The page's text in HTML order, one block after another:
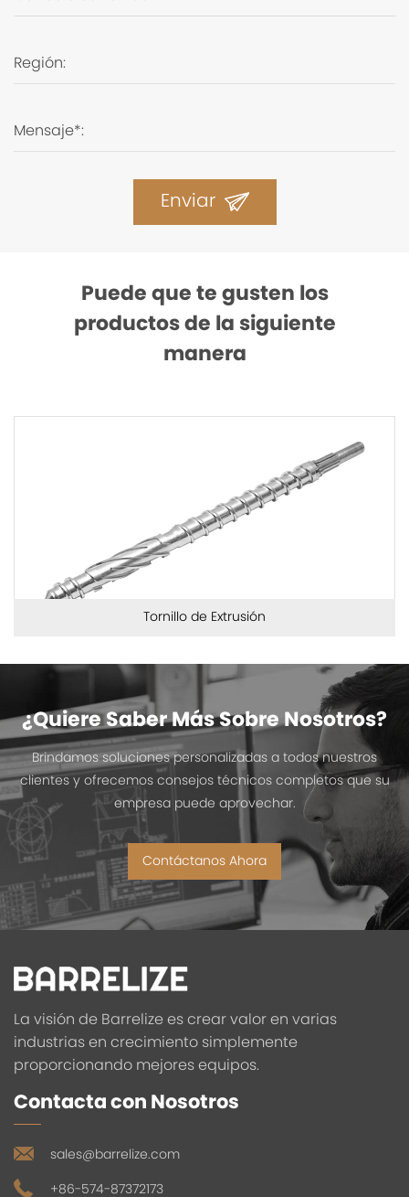
Enviar
Puede que te gusten los
productos de la siguiente
manera
Tornillo de Extrusión
¿Quiere Saber Más Sobre Nosotros?
Brindamos soluciones personalizadas a todos nuestros
clientes y ofrecemos consejos técnicos completos que su
empresa puede aprovechar.
Contáctanos Ahora
La visión de Barrelize es crear valor en varias
industrias en crecimiento simplemente
proporcionando mejores equipos.
Contacta con Nosotros
sales@barrelize.com
+86-574-87372173